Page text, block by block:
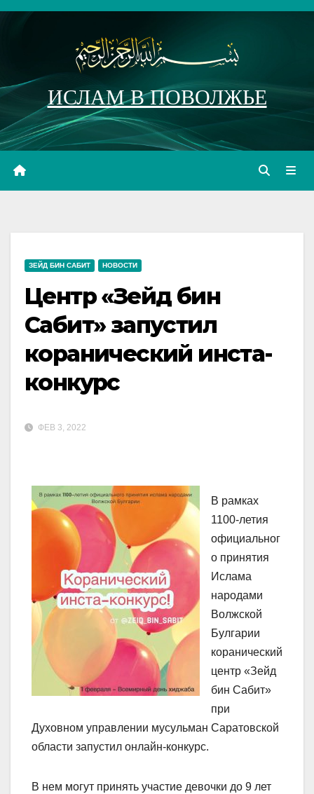
Перейти
ИСЛАМ В ПОВОЛЖЬЕ
ЗЕЙД БИН САБИТ НОВОСТИ
Центр «Зейд бин
Сабит» запустил
коранический инста-
конкурс
ФЕВ 3, 2022
В рамках
1100-летия
официальног
о принятия
Ислама
народами
Волжской
Булгарии
коранический
центр «Зейд
бин Сабит»
при
Духовном управлении мусульман Саратовской
области запустил онлайн-конкурс.
В нем могут принять участие девочки до 9 лет